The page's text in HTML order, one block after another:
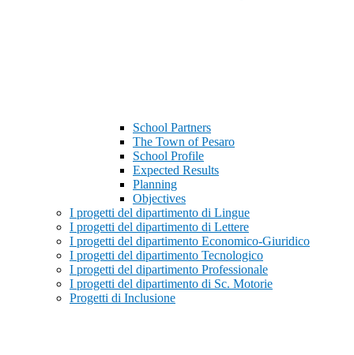
School Partners
The Town of Pesaro
School Profile
Expected Results
Planning
Objectives
I progetti del dipartimento di Lingue
I progetti del dipartimento di Lettere
I progetti del dipartimento Economico-Giuridico
I progetti del dipartimento Tecnologico
I progetti del dipartimento Professionale
I progetti del dipartimento di Sc. Motorie
Progetti di Inclusione